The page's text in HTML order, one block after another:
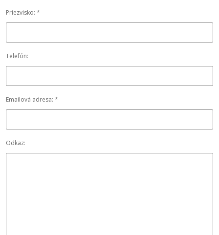
Priezvisko: *
Telefón:
Emailová adresa: *
Odkaz: